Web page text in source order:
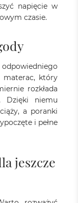
napięcie w
czasie.
materac, który
rozkłada
Dzięki niemu
a poranki
i pełne
jeszcze